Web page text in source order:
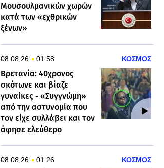
Μουσουλμανικών χωρών
κατά των «εχθρικών
ξένων»
08.08.26 01:58 ΚΟΣΜΟΣ
Βρετανία: 40χρονος
σκότωνε και βίαζε
γυναίκες - «Συγγνώμη»
από την αστυνομία που
τον είχε συλλάβει και τον
άφησε ελεύθερο
08.08.26 01:26 ΚΟΣΜΟΣ